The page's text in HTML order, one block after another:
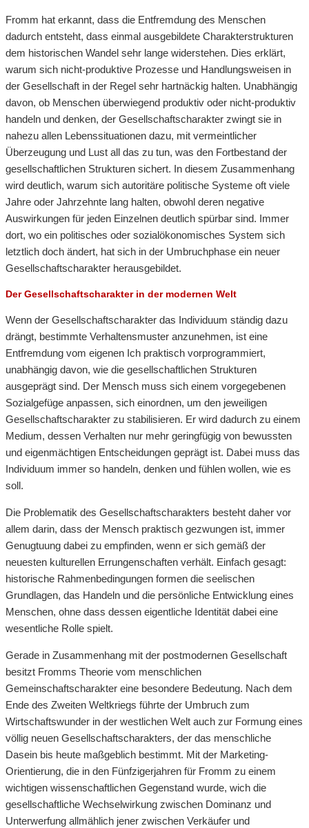
Fromm hat erkannt, dass die Entfremdung des Menschen
dadurch entsteht, dass einmal ausgebildete Charakterstrukturen
dem historischen Wandel sehr lange widerstehen. Dies erklärt,
warum sich nicht-produktive Prozesse und Handlungsweisen in
der Gesellschaft in der Regel sehr hartnäckig halten. Unabhängig
davon, ob Menschen überwiegend produktiv oder nicht-produktiv
handeln und denken, der Gesellschaftscharakter zwingt sie in
nahezu allen Lebenssituationen dazu, mit vermeintlicher
Überzeugung und Lust all das zu tun, was den Fortbestand der
gesellschaftlichen Strukturen sichert. In diesem Zusammenhang
wird deutlich, warum sich autoritäre politische Systeme oft viele
Jahre oder Jahrzehnte lang halten, obwohl deren negative
Auswirkungen für jeden Einzelnen deutlich spürbar sind. Immer
dort, wo ein politisches oder sozialökonomisches System sich
letztlich doch ändert, hat sich in der Umbruchphase ein neuer
Gesellschaftscharakter herausgebildet.
Der Gesellschaftscharakter in der modernen Welt
Wenn der Gesellschaftscharakter das Individuum ständig dazu
drängt, bestimmte Verhaltensmuster anzunehmen, ist eine
Entfremdung vom eigenen Ich praktisch vorprogrammiert,
unabhängig davon, wie die gesellschaftlichen Strukturen
ausgeprägt sind. Der Mensch muss sich einem vorgegebenen
Sozialgefüge anpassen, sich einordnen, um den jeweiligen
Gesellschaftscharakter zu stabilisieren. Er wird dadurch zu einem
Medium, dessen Verhalten nur mehr geringfügig von bewussten
und eigenmächtigen Entscheidungen geprägt ist. Dabei muss das
Individuum immer so handeln, denken und fühlen wollen, wie es
soll.
Die Problematik des Gesellschaftscharakters besteht daher vor
allem darin, dass der Mensch praktisch gezwungen ist, immer
Genugtuung dabei zu empfinden, wenn er sich gemäß der
neuesten kulturellen Errungenschaften verhält. Einfach gesagt:
historische Rahmenbedingungen formen die seelischen
Grundlagen, das Handeln und die persönliche Entwicklung eines
Menschen, ohne dass dessen eigentliche Identität dabei eine
wesentliche Rolle spielt.
Gerade in Zusammenhang mit der postmodernen Gesellschaft
besitzt Fromms Theorie vom menschlichen
Gemeinschaftscharakter eine besondere Bedeutung. Nach dem
Ende des Zweiten Weltkriegs führte der Umbruch zum
Wirtschaftswunder in der westlichen Welt auch zur Formung eines
völlig neuen Gesellschaftscharakters, der das menschliche
Dasein bis heute maßgeblich bestimmt. Mit der Marketing-
Orientierung, die in den Fünfzigerjahren für Fromm zu einem
wichtigen wissenschaftlichen Gegenstand wurde, wich die
gesellschaftliche Wechselwirkung zwischen Dominanz und
Unterwerfung allmählich jener zwischen Verkäufer und